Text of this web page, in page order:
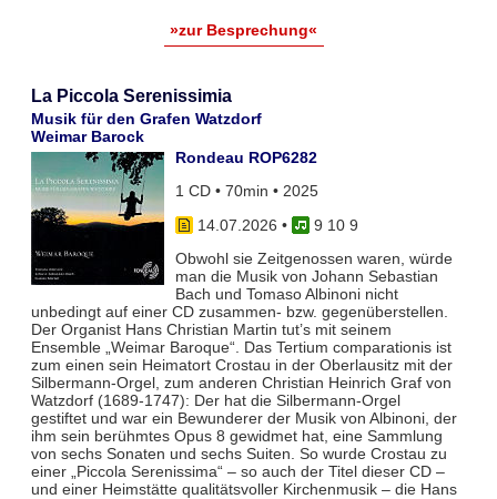
»zur Besprechung«
La Piccola Serenissimia
Musik für den Grafen Watzdorf
Weimar Barock
Rondeau ROP6282
1 CD • 70min • 2025
14.07.2026 •
9 10 9
Obwohl sie Zeitgenossen waren, würde
man die Musik von Johann Sebastian
Bach und Tomaso Albinoni nicht
unbedingt auf einer CD zusammen- bzw. gegenüberstellen.
Der Organist Hans Christian Martin tut’s mit seinem
Ensemble „Weimar Baroque“. Das Tertium comparationis ist
zum einen sein Heimatort Crostau in der Oberlausitz mit der
Silbermann-Orgel, zum anderen Christian Heinrich Graf von
Watzdorf (1689-1747): Der hat die Silbermann-Orgel
gestiftet und war ein Bewunderer der Musik von Albinoni, der
ihm sein berühmtes Opus 8 gewidmet hat, eine Sammlung
von sechs Sonaten und sechs Suiten. So wurde Crostau zu
einer „Piccola Serenissima“ – so auch der Titel dieser CD –
und einer Heimstätte qualitätsvoller Kirchenmusik – die Hans